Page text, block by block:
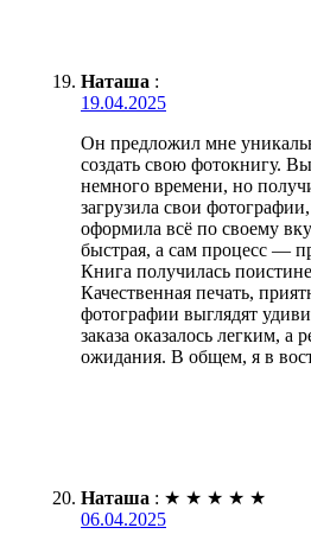
Наташа :
19.04.2025
Он предложил мне
создать свою фотокнигу.
немного времени, но
загрузила свои
оформила всё по своему
быстрая, а сам процесс —
Книга получилась
Качественная печать,
фотографии выглядят
заказа оказалось легким, а
ожидания. В общем, я в
Наташа : ★ ★ ★ ★ ★
06.04.2025